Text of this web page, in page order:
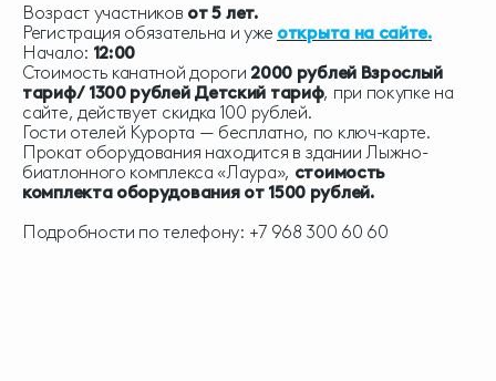
Возраст участников от 5 лет.
Регистрация обязательна и уже открыта на сайте.
Начало: 12:00
Стоимость канатной дороги 2000 рублей Взрослый
тариф/ 1300 рублей Детский тариф, при покупке на
сайте, действует скидка 100 рублей.
Гости отелей Курорта — бесплатно, по ключ-карте.
Прокат оборудования находится в здании Лыжно-
биатлонного комплекса «Лаура», стоимость
комплекта оборудования от 1500 рублей.
Подробности по телефону: +7 968 300 60 60